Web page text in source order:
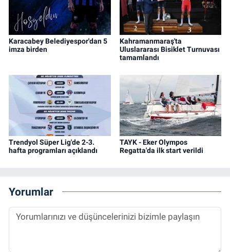
Karacabey Belediyespor'dan 5
imza birden
Kahramanmaraş'ta
Uluslararası Bisiklet Turnuvası
tamamlandı
Trendyol Süper Lig'de 2-3.
hafta programları açıklandı
TAYK - Eker Olympos
Regatta'da ilk start verildi
Yorumlar